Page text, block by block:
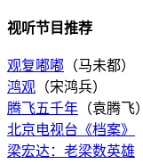
视听节目推荐
观复嘟嘟 （马未都）
鸿观 （宋鸿兵）
腾飞五千年 （袁腾飞）
北京电视台《档案》
梁宏达：老梁数英雄